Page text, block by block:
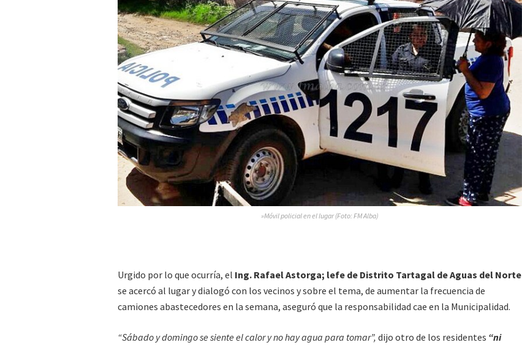
»Móvil policial en el lugar (Foto: FM Alba)
Urgido por lo que ocurría, el Ing. Rafael Astorga; lefe de Distrito Tartagal de Aguas del Norte
se acercó al lugar y dialogó con los vecinos y sobre el tema, de aumentar la frecuencia de
camiones abastecedores en la semana, aseguró que la responsabilidad cae en la Municipalidad.
“Sábado y domingo se siente el calor y no hay agua para tomar”, dijo otro de los residentes “ni